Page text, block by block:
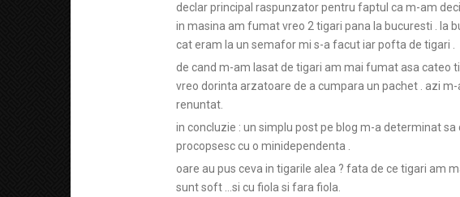
declar principal raspunzator pentru faptul ca m-am
in masina am fumat vreo 2 tigari pana la bucuresti . la
cat eram la un semafor mi s-a facut iar pofta de tigari .
de cand m-am lasat de tigari am mai fumat asa cateo
vreo dorinta arzatoare de a cumpara un pachet . azi
renuntat.
in concluzie : un simplu post pe blog m-a determinat
procopsesc cu o minidependenta .
oare au pus ceva in tigarile alea ? fata de ce tigari am
sunt soft …si cu fiola si fara fiola.